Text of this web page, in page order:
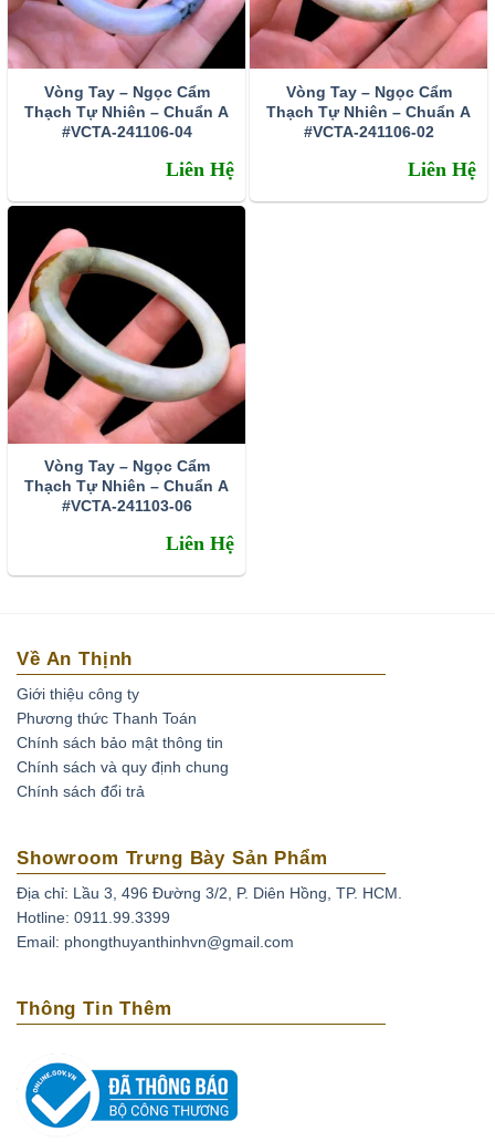
Vòng Tay – Ngọc Cẩm
Thạch Tự Nhiên – Chuẩn A
#VCTA-241106-04
Liên Hệ
Vòng Tay – Ngọc Cẩm
Thạch Tự Nhiên – Chuẩn A
#VCTA-241106-02
Liên Hệ
Vòng Tay – Ngọc Cẩm
Thạch Tự Nhiên – Chuẩn A
#VCTA-241103-06
Liên Hệ
Về An Thịnh
Giới thiệu công ty
Phương thức Thanh Toán
Chính sách bảo mật thông tin
Chính sách và quy định chung
Chính sách đổi trả
Showroom Trưng Bày Sản Phẩm
Địa chỉ: Lầu 3, 496 Đường 3/2, P. Diên Hồng, TP. HCM.
Hotline: 0911.99.3399
Email: phongthuyanthinhvn@gmail.com
Thông Tin Thêm